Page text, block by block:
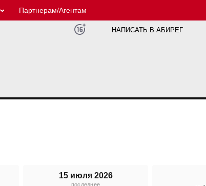
Партнерам/Агентам
НАПИСАТЬ В АБИРЕГ
15 июля 2026
последнее